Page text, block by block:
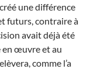
une différence
futurs, contraire à
avait déjà été
en œuvre et au
comme l’a